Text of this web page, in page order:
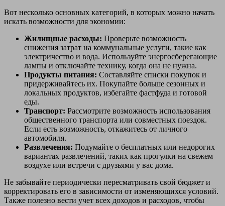
Вот несколько основных категорий, в которых можно начать
искать возможности для экономии:
Жилищные расходы: Проверьте возможность
снижения затрат на коммунальные услуги, такие как
электричество и вода. Используйте энергосберегающие
лампы и отключайте технику, когда она не нужна.
Продукты питания: Составляйте списки покупок и
придерживайтесь их. Покупайте больше сезонных и
локальных продуктов, избегайте фастфуда и готовой
еды.
Транспорт: Рассмотрите возможность использования
общественного транспорта или совместных поездок.
Если есть возможность, откажитесь от личного
автомобиля.
Развлечения: Подумайте о бесплатных или недорогих
вариантах развлечений, таких как прогулки на свежем
воздухе или встречи с друзьями у вас дома.
Не забывайте периодически пересматривать свой бюджет и
корректировать его в зависимости от изменяющихся условий.
Также полезно вести учет всех доходов и расходов, чтобы